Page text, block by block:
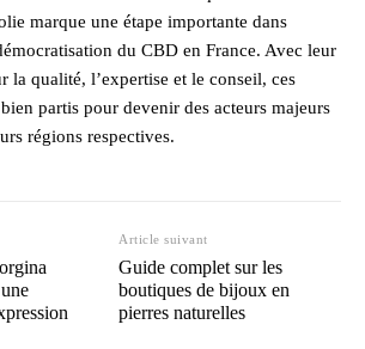
marque une étape importante dans
du CBD en France. Avec leur
la qualité, l’expertise et le conseil, ces
partis pour devenir des acteurs majeurs
régions respectives.
Article suivant
Guide complet sur les
boutiques de bijoux en
pierres naturelles